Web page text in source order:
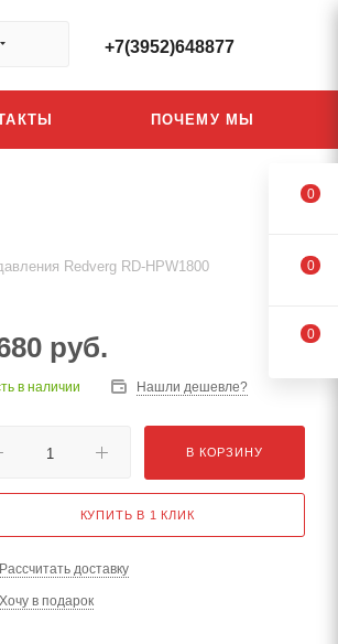
+7(3952)648877
ПОЧЕМУ МЫ
Redverg RD-HPW1800
руб.
в наличии Нашли дешевле?
В КОРЗИНУ
КУПИТЬ В 1 КЛИК
Рассчитать доставку
Хочу в подарок
0
0
0